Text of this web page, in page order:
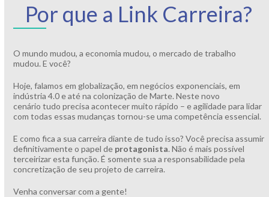
Por que a Link Carreira?
O mundo mudou, a economia mudou, o mercado de trabalho
mudou. E você?
Hoje, falamos em globalização, em negócios exponenciais, em
indústria 4.0 e até na colonização de Marte. Neste novo
cenário tudo precisa acontecer muito rápido – e agilidade para lidar
com todas essas mudanças tornou-se uma competência essencial.
E como fica a sua carreira diante de tudo isso? Você precisa assumir
definitivamente o papel de protagonista. Não é mais possível
terceirizar esta função. É somente sua a responsabilidade pela
concretização de seu projeto de carreira.
Venha conversar com a gente!